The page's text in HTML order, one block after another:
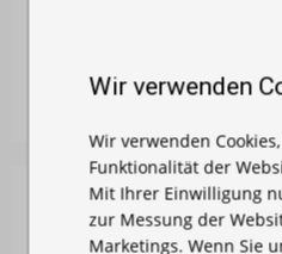
Auf
Wir verwenden
Wir verwenden
Funktionalität der
Mit Ihrer Einwilligung
zur Messung der
Marketings. Wenn Sie